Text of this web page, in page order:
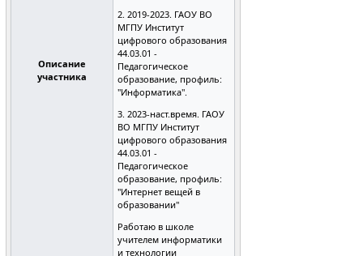
Описание
участника
2. 2019-2023. ГАОУ ВО
МГПУ Институт
цифрового образования
44.03.01 -
Педагогическое
образование, профиль:
"Информатика".
3. 2023-наст.время. ГАОУ
ВО МГПУ Институт
цифрового образования
44.03.01 -
Педагогическое
образование, профиль:
"Интернет вещей в
образовании"
Работаю в школе
учителем информатики
и технологии